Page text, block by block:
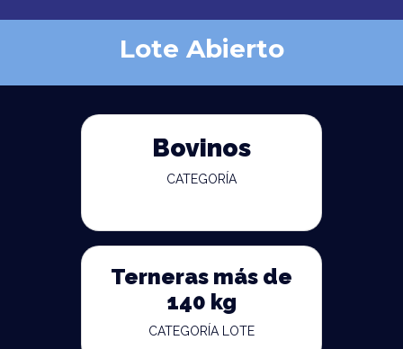
Lote Abierto
Bovinos
CATEGORÍA
Terneras más de
140 kg
CATEGORÍA LOTE